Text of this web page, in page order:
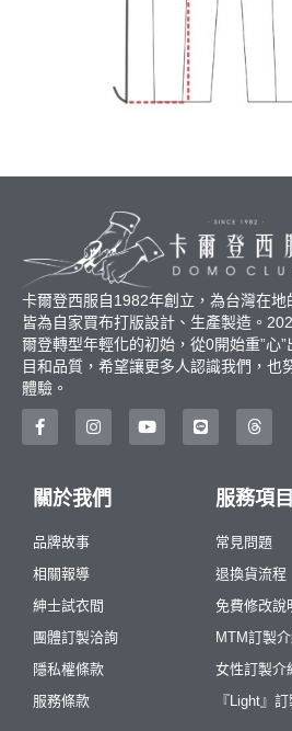
卡爾登西服自1982年創立，為台灣在地
皆為自家買布打版設計、生產製造。
爾登轉型年輕化的初始，從0開始重”心
目和品質，希望讓更多人認識我們，也
體驗。
關於我們
品牌故事
相關報導
紳士試衣間
團體訂製洽詢
隱私權條款
服務條款
服務項目
常見問題
退換貨流程
免費修改說
MTM訂製
女性訂製介
『Light』